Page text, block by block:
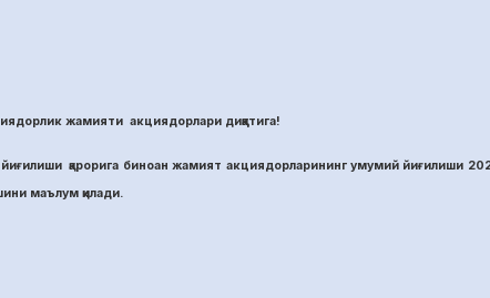
жамияти акциядорлари диққатига!
қарорига биноан жамият акциядорларининг умумий йиғилиши
маълум қилади.